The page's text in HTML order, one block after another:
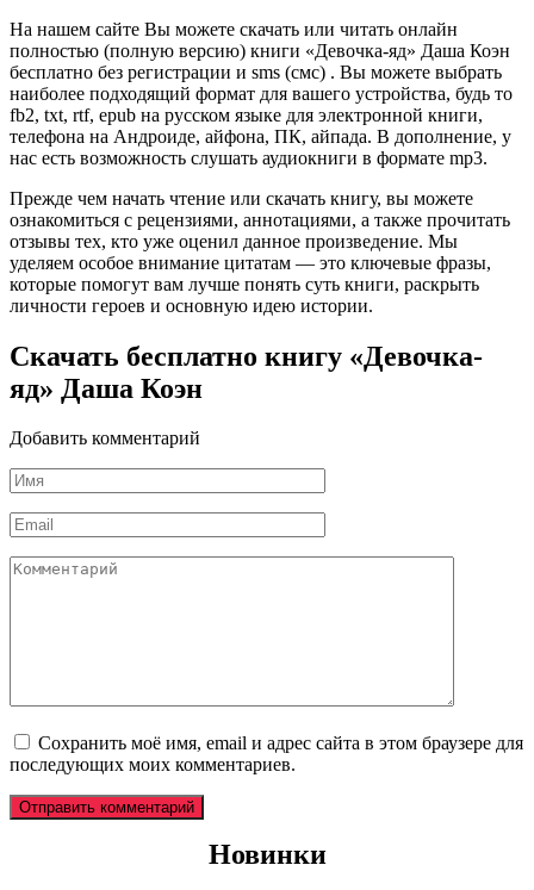
На нашем сайте Вы можете скачать или читать онлайн
полностью (полную версию) книги «Девочка-яд» Даша Коэн
бесплатно без регистрации и sms (смс) . Вы можете выбрать
наиболее подходящий формат для вашего устройства, будь то
fb2, txt, rtf, epub на русском языке для электронной книги,
телефона на Андроиде, айфона, ПК, айпада. В дополнение, у
нас есть возможность слушать аудиокниги в формате mp3.
Прежде чем начать чтение или скачать книгу, вы можете
ознакомиться с рецензиями, аннотациями, а также прочитать
отзывы тех, кто уже оценил данное произведение. Мы
уделяем особое внимание цитатам — это ключевые фразы,
которые помогут вам лучше понять суть книги, раскрыть
личности героев и основную идею истории.
Скачать бесплатно книгу «Девочка-
яд» Даша Коэн
Добавить комментарий
Имя
*
Email
*
Комментарий
Сохранить моё имя, email и адрес сайта в этом браузере для
последующих моих комментариев.
Новинки